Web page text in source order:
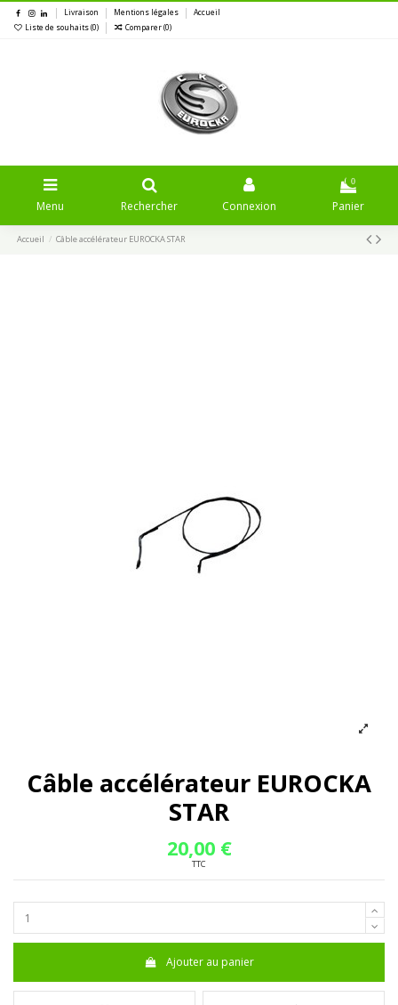
Livraison Mentions légales
Accueil
Liste de souhaits (0) Comparer (0)
Menu Rechercher Connexion
0
Panier
Accueil Câble accélérateur EUROCKA STAR
Câble accélérateur EUROCKA
STAR
20,00 €
TTC
Ajouter au panier